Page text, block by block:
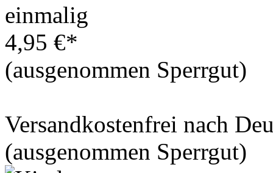
einmalig
4,95 €*
(ausgenommen Sperrgut)
Versandkostenfrei nach
(ausgenommen Sperrgut)